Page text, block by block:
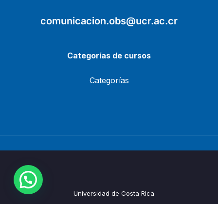
comunicacion.obs@ucr.ac.cr
Categorías de cursos
Categorías
Universidad de Costa RIca